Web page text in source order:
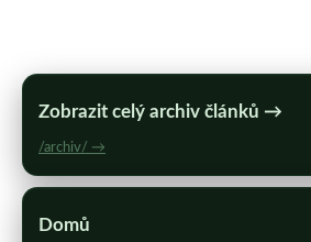
Zobrazit celý archiv článků →
/archiv/ →
Domů